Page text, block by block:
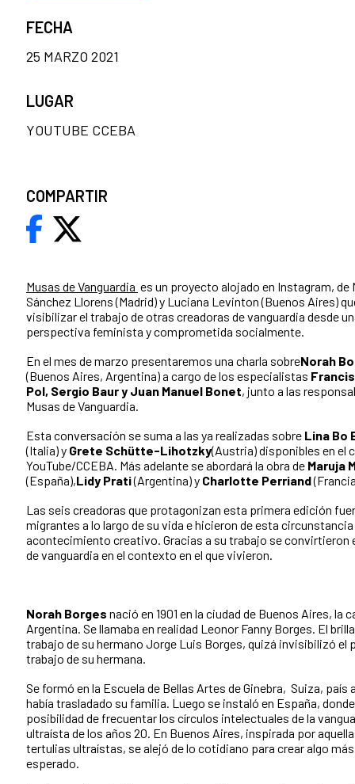
Musas de Vanguardia es un proyecto alojado en Instagram, de
Sánchez Llorens (Madrid) y Luciana Levinton (Buenos Aires)
visibilizar el trabajo de otras creadoras de vanguardia desde
perspectiva feminista y comprometida socialmente.
En el mes de marzo presentaremos una charla sobreNorah
(Buenos Aires, Argentina) a cargo de los especialistas
Pol, Sergio Baur y Juan Manuel Bonet, junto a las
Musas de Vanguardia.
Esta conversación se suma a las ya realizadas sobre Lina Bo
(Italia) y Grete Schütte-Lihotzky(Austria) disponibles en el
YouTube/CCEBA. Más adelante se abordará la obra de Maruja
(España),Lidy Prati(Argentina) y Charlotte Perriand
Las seis creadoras que protagonizan esta primera edición
migrantes a lo largo de su vida e hicieron de esta circunstancia
acontecimiento creativo. Gracias a su trabajo se convirtieron
de vanguardia en el contexto en el que vivieron.
Norah Borges nació en 1901 en la ciudad de Buenos Aires, la
Argentina. Se llamaba en realidad Leonor Fanny Borges. El
trabajo de su hermano Jorge Luis Borges, quizá invisibilizó el
trabajo de su hermana.
Se formó en la Escuela de Bellas Artes de Ginebra, Suiza, país
había trasladado su familia. Luego se instaló en España,
posibilidad de frecuentar los círculos intelectuales de la
ultraísta de los años 20. En Buenos Aires, inspirada por
tertulias ultraístas, se alejó de lo cotidiano para crear algo
esperado.
FECHA
25 MARZO 2021
LUGAR
YOUTUBE CCEBA
COMPARTIR